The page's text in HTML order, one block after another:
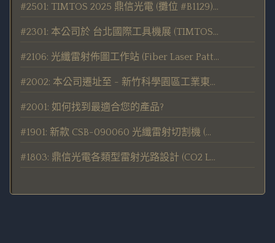
#2501: TIMTOS 2025 鼎信光電 (攤位 #B1129) 展出 CSB-060060 光纖雷射切割機 及 WSB-030030 五軸雷射鎔接機
#2301: 本公司於 台北國際工具機展 (TIMTOS 2023) 展出 金屬雷射切割機 及 WSB-030030 五軸雷射鎔接機
#2106: 光纖雷射佈圖工作站 (Fiber Laser Patterning Workstation) - PTB 系列產品 接單宣告
#2002: 本公司遷址至 - 新竹科學園區工業東四路24號1F (距離原處1公里)
#2001: 如何找到最適合您的產品?
#1901: 新款 CSB-090060 光纖雷射切割機 (新代控制器) 於 TIMTOS 2019 展出
#1803: 鼎信光電各類型雷射光路設計 (CO2 Laser / Fiber Laser)